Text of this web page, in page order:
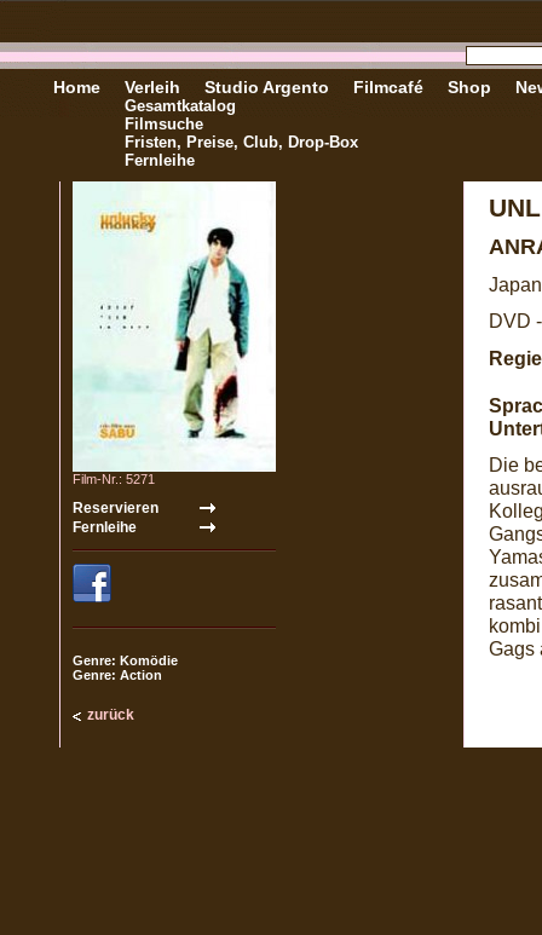
Home Verleih
Gesamtkatalog
Filmsuche
Fristen, Preise, Club, Drop-Box
Fernleihe
Studio Argento Filmcafé Shop
Film-Nr.: 5271
Genre: Komödie
Genre: Action
zurück
DVD
Die
Gags